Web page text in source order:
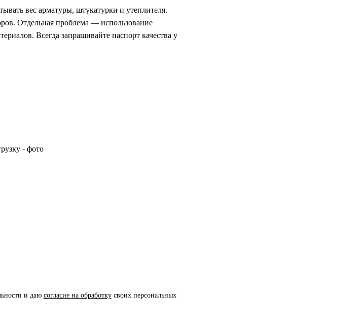
вес арматуры, штукатурки и утеплителя.
Отдельная проблема — использование
Всегда запрашивайте паспорт качества у
и даю согласие на обработкусвоих персональных